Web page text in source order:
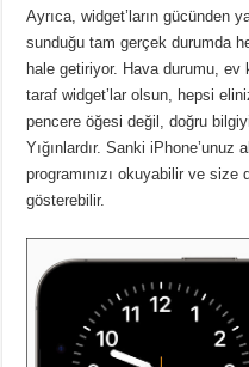
Ayrıca, widget’ların gücünden
sunduğu tam gerçek durumda
hale getiriyor. Hava durumu,
taraf widget’lar olsun, hepsi
pencere öğesi değil, doğru
Yığınlardır. Sanki iPhone’unuz
programınızı okuyabilir ve size
gösterebilir.